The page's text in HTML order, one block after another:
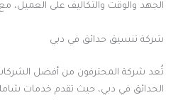
الجهد والوقت والتكاليف على العميل،
شركة تنسيق حدائق في دبي
تُعد شركة المحترفون من أفضل
الحدائق في دبي، حيث تقدم خدمات